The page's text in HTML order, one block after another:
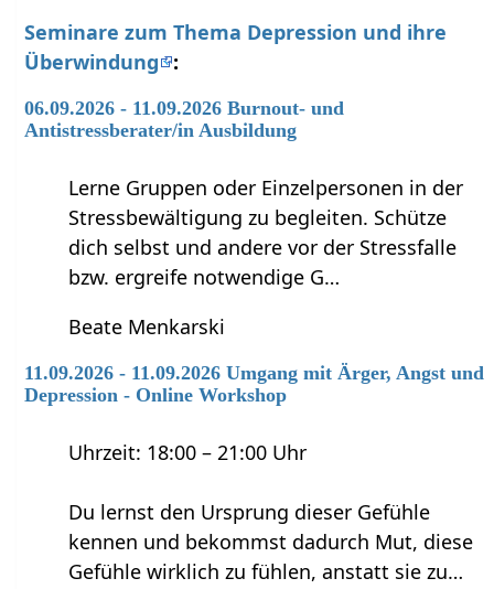
Seminare zum Thema Depression und ihre
Überwindung
:
06.09.2026 - 11.09.2026 Burnout- und
Antistressberater/in Ausbildung
Lerne Gruppen oder Einzelpersonen in der
Stressbewältigung zu begleiten. Schütze
dich selbst und andere vor der Stressfalle
bzw. ergreife notwendige G…
Beate Menkarski
11.09.2026 - 11.09.2026 Umgang mit Ärger, Angst und
Depression - Online Workshop
Uhrzeit: 18:00 – 21:00 Uhr
Du lernst den Ursprung dieser Gefühle
kennen und bekommst dadurch Mut, diese
Gefühle wirklich zu fühlen, anstatt sie zu…